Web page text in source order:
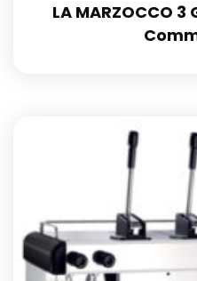
LA MARZOCCO 3